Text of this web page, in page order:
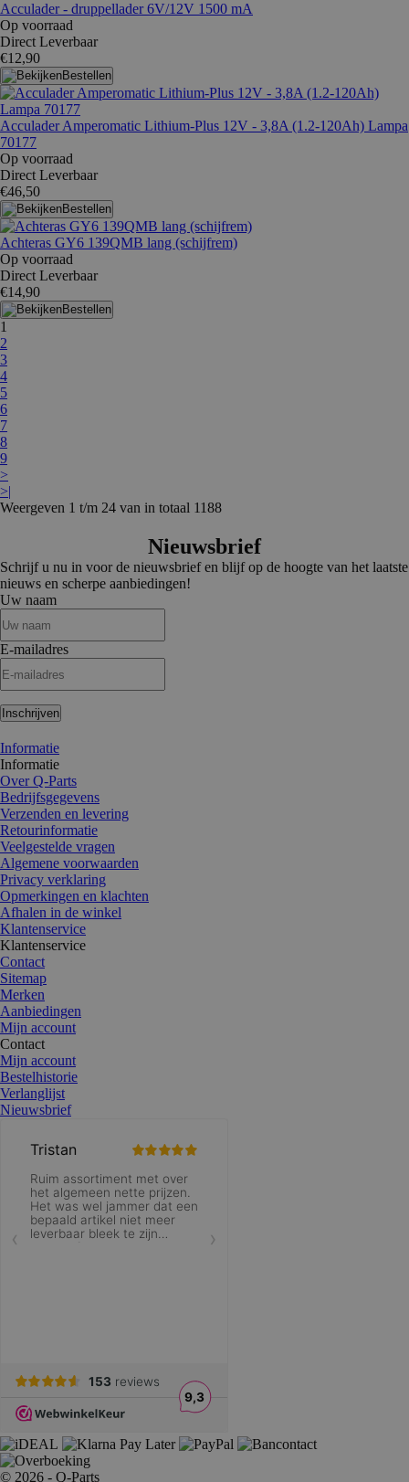
Acculader - druppellader 6V/12V 1500 mA
Op voorraad
Direct Leverbaar
€12,90
Bestellen
Acculader Amperomatic Lithium-Plus 12V - 3,8A (1.2-120Ah) Lampa
70177
Op voorraad
Direct Leverbaar
€46,50
Bestellen
Achteras GY6 139QMB lang (schijfrem)
Op voorraad
Direct Leverbaar
€14,90
Bestellen
1
2
3
4
5
6
7
8
9
>
>|
Weergeven 1 t/m 24 van in totaal 1188
Nieuwsbrief
Schrijf u nu in voor de nieuwsbrief en blijf op de hoogte van het laatste
nieuws en scherpe aanbiedingen!
Uw naam
E-mailadres
Inschrijven
Informatie
Informatie
Over Q-Parts
Bedrijfsgegevens
Verzenden en levering
Retourinformatie
Veelgestelde vragen
Algemene voorwaarden
Privacy verklaring
Opmerkingen en klachten
Afhalen in de winkel
Klantenservice
Klantenservice
Contact
Sitemap
Merken
Aanbiedingen
Mijn account
Contact
Mijn account
Bestelhistorie
Verlanglijst
Nieuwsbrief
© 2026 - Q-Parts